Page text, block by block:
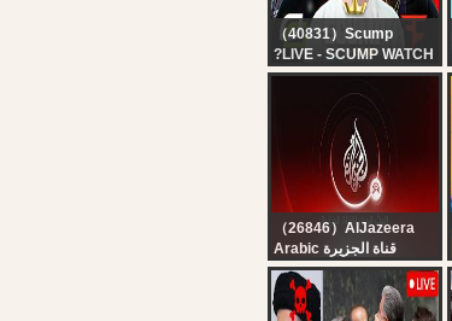
（40831）Scump
?LIVE - SCUMP WATCH
PARTY!! OpTic
GAMING vs FAZE |
ESPORTS WORLD CUP
（26846）AlJazeera
Arabic قناة الجزيرة
البث الحي لقناة الجزيرة |
التغطية مستمرة